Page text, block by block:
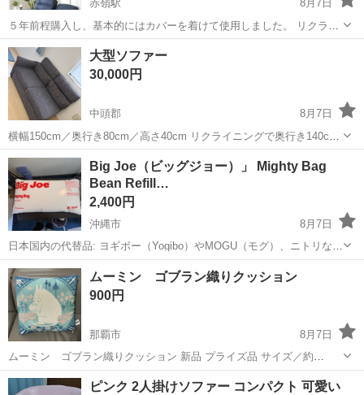
赤嶺駅
8月7日
５年前程購入し、基本的にはカバーを着けて使用しました。 リクライ
ニング機能付きのネイビーソファ、サイズは幅152cmで快適な座り心
地を提供します。 - ブランド: ニトリ - サイズ: 幅152cm x 奥行96cm
x...
沖縄 那覇市 赤嶺駅
大型ソファー
30,000円
中頭郡
8月7日
横幅150cm／奥行き80cm／高さ40cm リクライニングで奥行き140cm
シミがありますが、破れはありません。 即購入OK・コメントなしOK
値下げ交渉承ります。 自宅まで受け取りに来てくださる方優先です
が、配送も...
沖縄 中頭郡
Big Joe（ビッグジョー）」 Mighty Bag
Bean Refill…
2,400円
沖縄市
8月7日
日本国内の代替品: ヨギボー（Yogibo）やMOGU（モグ）、ニトリなど
の「補充用マイクロビーズ（発泡ポリスチレン）」 色 ホワイト 商品
の寸法 57.2奥行き x 114.3幅 x 27.9高さ cm パターン 無地 ...
沖縄 沖縄市 Mighty
ムーミン ゴブラン織りクッション
900円
那覇市
8月7日
ムーミン ゴブラン織りクッション 新品 プライズ品 サイズ／約
45cm、厚み約12cm
沖縄 那覇市 ソファ
ピンク 2人掛けソファー コンパクト 可愛い